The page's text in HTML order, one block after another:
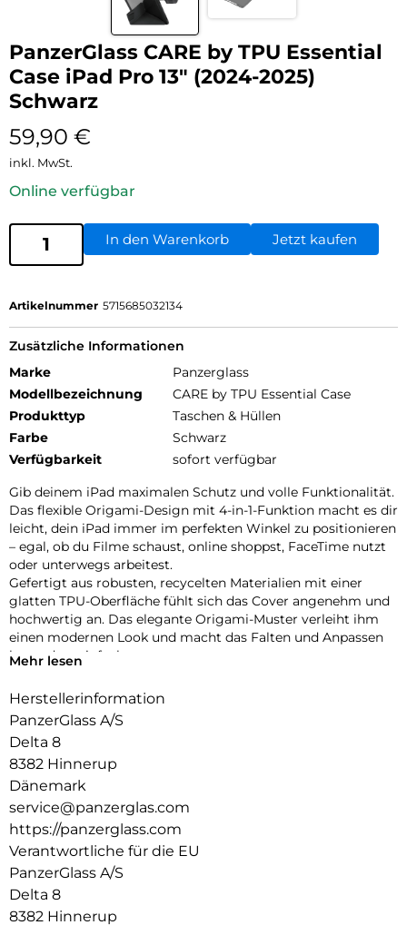
PanzerGlass CARE by TPU Essential
Case iPad Pro 13″ (2024-2025)
Schwarz
59,90 €
inkl. MwSt.
Online verfügbar
In den Warenkorb Jetzt kaufen
Artikelnummer 5715685032134
Zusätzliche Informationen
Marke
Panzerglass
Modellbezeichnung
CARE by TPU Essential Case
Produkttyp
Taschen & Hüllen
Farbe
Schwarz
Verfügbarkeit
sofort verfügbar
Gib deinem iPad maximalen Schutz und volle Funktionalität.
Das flexible Origami-Design mit 4-in-1-Funktion macht es dir
leicht, dein iPad immer im perfekten Winkel zu positionieren
– egal, ob du Filme schaust, online shoppst, FaceTime nutzt
oder unterwegs arbeitest.
Gefertigt aus robusten, recycelten Materialien mit einer
glatten TPU-Oberfläche fühlt sich das Cover angenehm und
hochwertig an. Das elegante Origami-Muster verleiht ihm
einen modernen Look und macht das Falten und Anpassen
besonders einfach.
verstärkten Ecken, die den täglichen Stößen und
Erschütterungen standhalten. Dank der integrierten
Halterung für deinen Apple Pencil hast du ihn immer
griffbereit.
Bist du bereit, dein iPad auf das nächste Level zu bringen?
Die iPad Essential Hülle vereint Stil, Vielseitigkeit und Schutz
in einem cleveren Design – gemacht, um mit dir Schritt zu
halten, egal wohin dich der Tag führt.
Mehr lesen
Herstellerinformation
PanzerGlass A/S
Delta 8
8382 Hinnerup
Dänemark
service@panzerglas.com
https://panzerglass.com
Verantwortliche für die EU
PanzerGlass A/S
Delta 8
8382 Hinnerup